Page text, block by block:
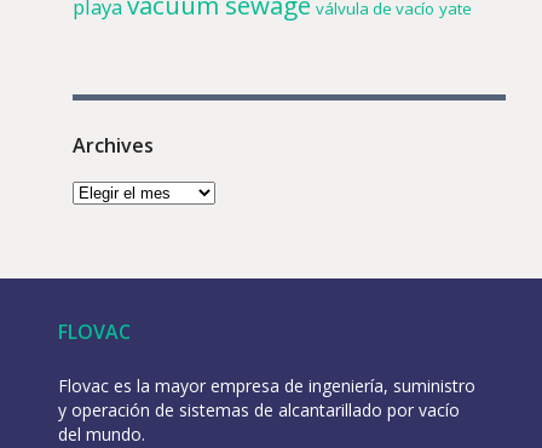
playa
válvula de vacío yate
Archives
FLOVAC
Flovac es la mayor empresa de ingeniería, suministro
y operación de sistemas de alcantarillado por vacío
del mundo.